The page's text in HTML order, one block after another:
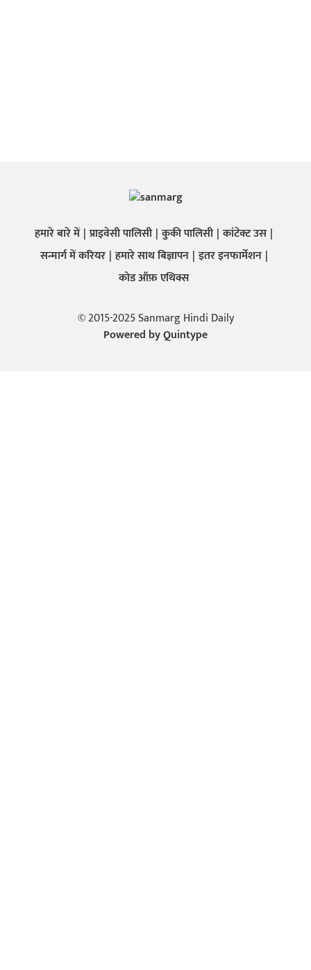
हमारे बारे में प्राइवेसी पालिसी कुकी पालिसी कांटेक्ट उस
सन्मार्ग में करियर हमारे साथ बिज्ञापन इतर इनफार्मेशन
कोड ऑफ़ एथिक्स
© 2015-2025 Sanmarg Hindi Daily
Powered byQuintype